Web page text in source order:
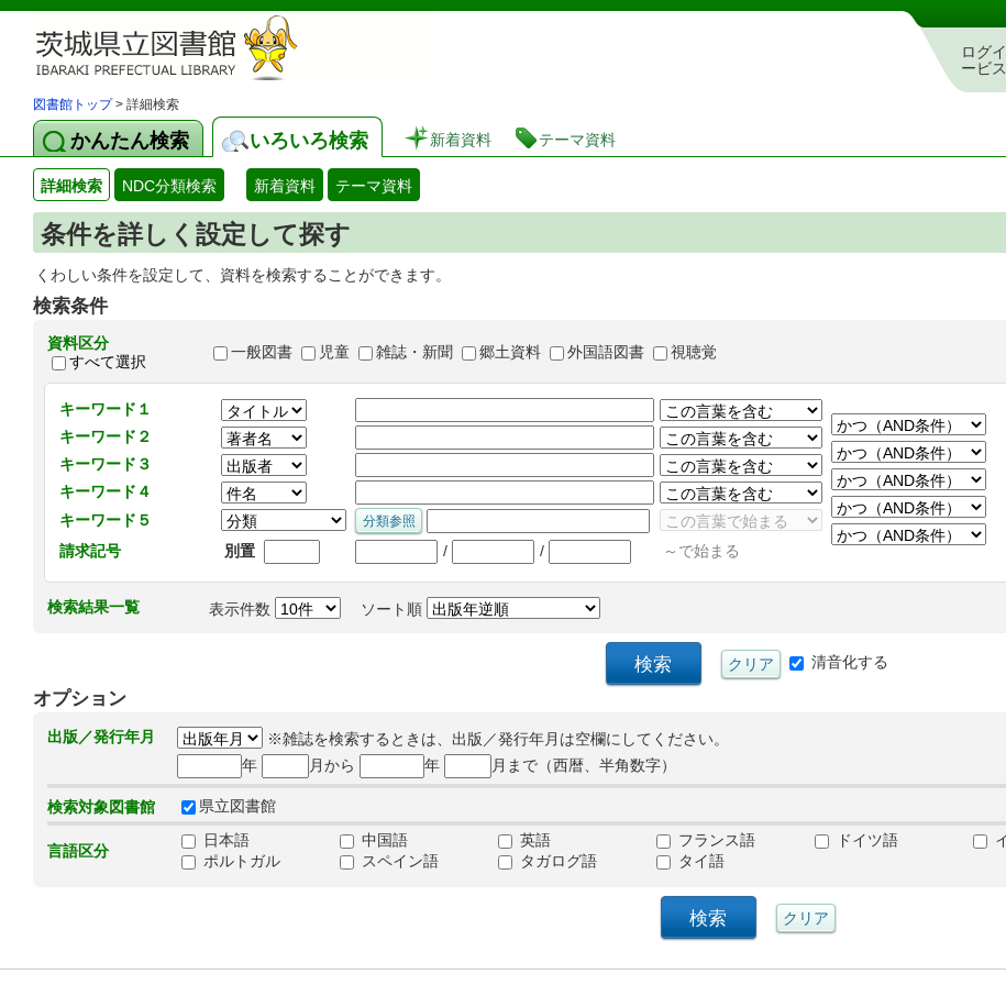
茨城県立図書館 蔵書検索・予約システム
ログ
ービ
図書館トップ> 詳細検索
かんたん検索 いろいろ検索 新着資料 テーマ資料
詳細検索 NDC分類検索 新着資料 テーマ資料
条件を詳しく設定して探す
くわしい条件を設定して、資料を検索することができます。
検索条件
資料区分
すべて選択
一般図書 児童 雑誌・新聞 郷土資料 外国語図書 視聴覚
キーワード１
キーワード２
キーワード３
キーワード４
キーワード５
請求記号
別置 / / ～で始まる
検索結果一覧 表示件数 ソート順
清音化する
オプション
出版／発行年月
※雑誌を検索するときは、出版／発行年月は空欄にしてください。
年
月から 年 月まで（西暦、半角数字）
検索対象図書館 県立図書館
言語区分
日本語 中国語 英語 フランス語 ドイツ語
ポルトガル
スペイン語 タガログ語 タイ語